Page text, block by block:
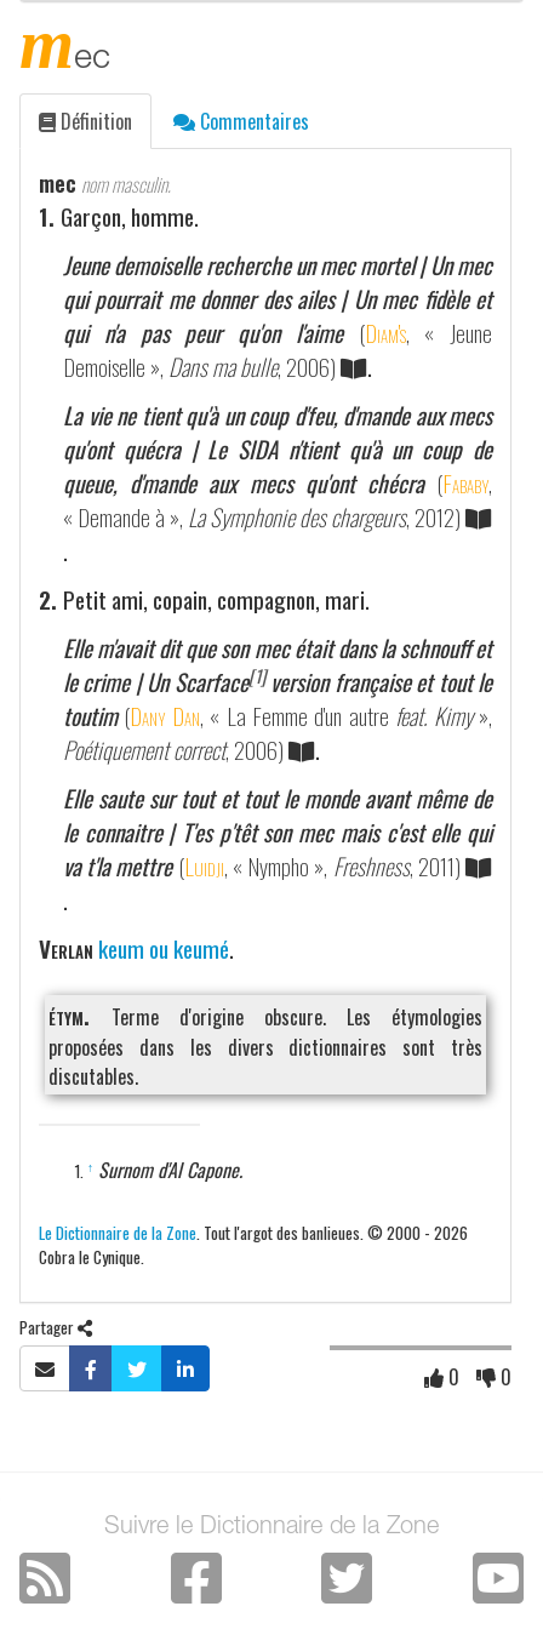
mec
Définition Commentaires
mec nom masculin.
1. Garçon, homme.
Jeune demoiselle recherche un mec mortel | Un mec
qui pourrait me donner des ailes | Un mec fidèle et
qui n'a pas peur qu'on l'aime (Diam's, « Jeune
Demoiselle », Dans ma bulle, 2006)
.
La vie ne tient qu'à un coup d'feu, d'mande aux mecs
qu'ont quécra | Le SIDA n'tient qu'à un coup de
queue, d'mande aux mecs qu'ont chécra (Fababy,
« Demande à », La Symphonie des chargeurs, 2012)
.
2. Petit ami, copain, compagnon, mari.
Elle m'avait dit que son mec était dans la schnouff et
le crime | Un Scarface[1]version française et tout le
toutim (Dany Dan, « La Femme d'un autre feat. Kimy»,
Poétiquement correct, 2006)
.
Elle saute sur tout et tout le monde avant même de
le connaitre | T'es p'têt son mec mais c'est elle qui
va t'la mettre (Luidji, « Nympho », Freshness, 2011)
.
Verlan keum ou keumé.
étym.
Terme d'origine obscure. Les étymologies
proposées dans les divers dictionnaires sont très
discutables.
↑ Surnom d'Al Capone.
Le Dictionnaire de la Zone . Tout l'argot des banlieues. © 2000 - 2026
Cobra le Cynique.
Partager
0 0
Suivre le Dictionnaire de la Zone